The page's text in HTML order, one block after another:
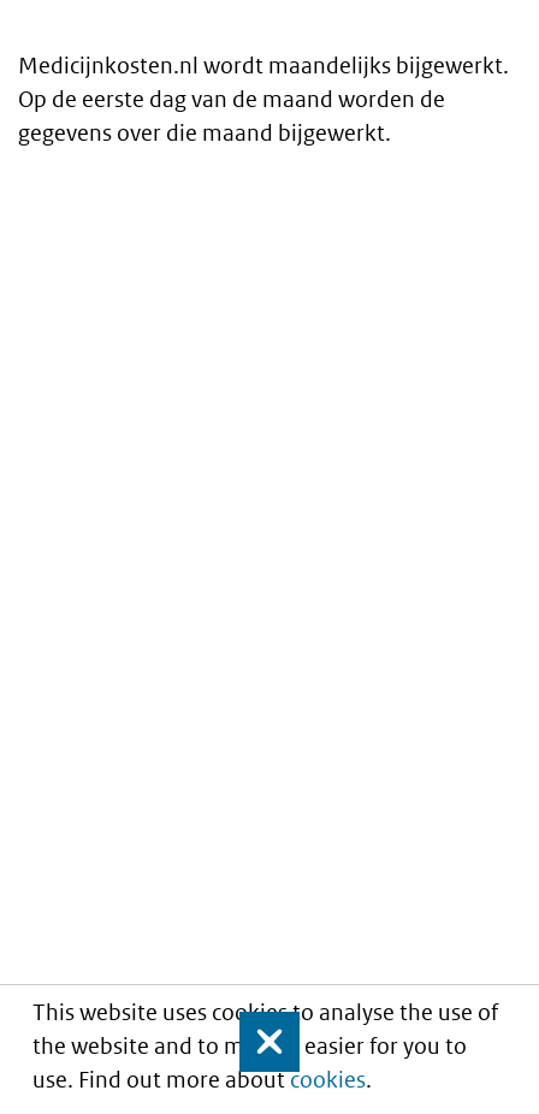
This website uses cookies to analyse the use of
the website and to make it easier for you to
use. Find out more aboutcookies.
Close
Tekst
Medicijnkosten.nl wordt maandelijks bijgewerkt.
Op de eerste dag van de maand worden de
gegevens over die maand bijgewerkt.